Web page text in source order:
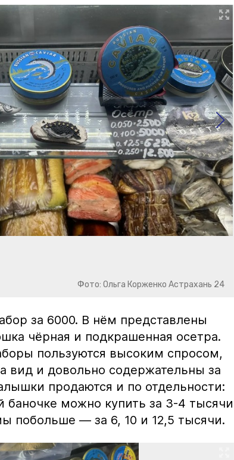
Фото: Ольга Корженко Астрахань 24
за 6000. В нём представлены
чёрная и подкрашенная осетра.
пользуются высоким спросом,
вид и довольно содержательны за
продаются и по отдельности:
можно купить за 3-4 тысячи
побольше — за 6, 10 и 12,5 тысячи.